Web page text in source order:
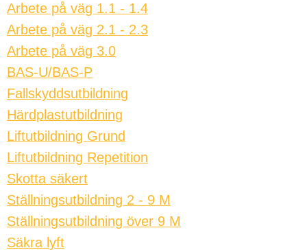
Arbete på väg 1.1 - 1.4
Arbete på väg 2.1 - 2.3
Arbete på väg 3.0
BAS-U/BAS-P
Fallskyddsutbildning
Härdplastutbildning
Liftutbildning Grund
Liftutbildning Repetition
Skotta säkert
Ställningsutbildning 2 - 9 M
Ställningsutbildning över 9 M
Säkra lyft